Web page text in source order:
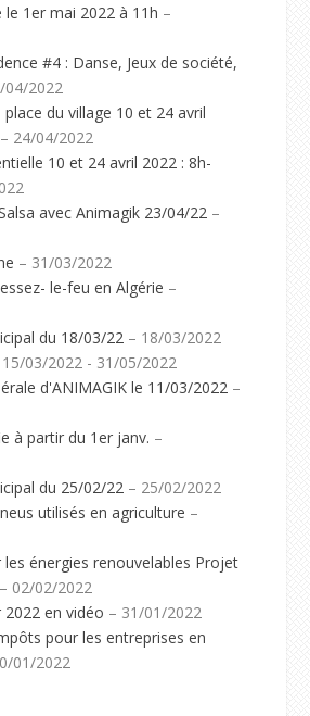
1er mai 2022 à 11h –
#4 : Danse, Jeux de société,
04/2022
du village 10 et 24 avril
– 24/04/2022
10 et 24 avril 2022 : 8h-
avec Animagik 23/04/22 –
– 31/03/2022
le-feu en Algérie –
du 18/03/22 – 18/03/2022
15/03/2022 - 31/05/2022
d'ANIMAGIK le 11/03/2022 –
à partir du 1er janv. –
du 25/02/22 – 25/02/2022
utilisés en agriculture –
énergies renouvelables Projet
– 02/02/2022
2022 en vidéo – 31/01/2022
pour les entreprises en
01/2022